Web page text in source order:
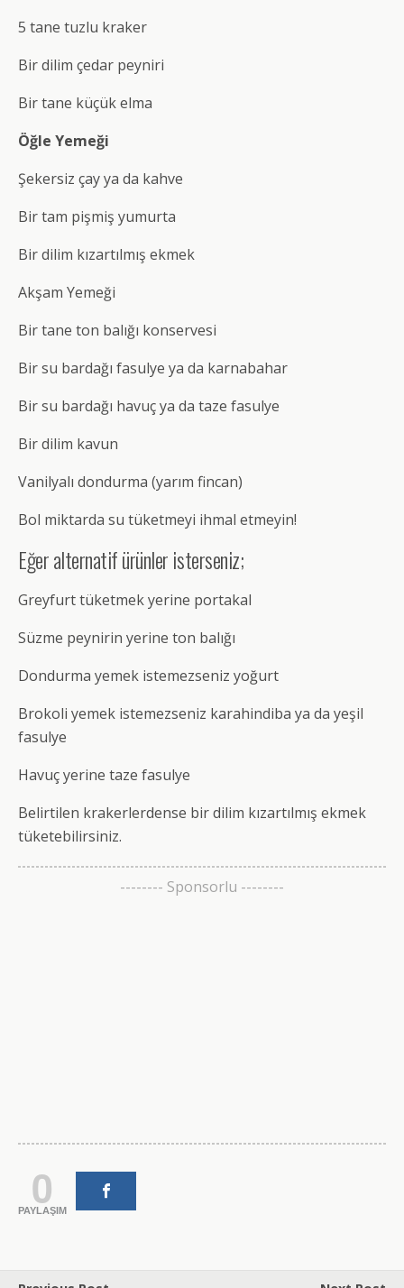
5 tane tuzlu kraker
Bir dilim çedar peyniri
Bir tane küçük elma
Öğle Yemeği
Şekersiz çay ya da kahve
Bir tam pişmiş yumurta
Bir dilim kızartılmış ekmek
Akşam Yemeği
Bir tane ton balığı konservesi
Bir su bardağı fasulye ya da karnabahar
Bir su bardağı havuç ya da taze fasulye
Bir dilim kavun
Vanilyalı dondurma (yarım fincan)
Bol miktarda su tüketmeyi ihmal etmeyin!
Eğer alternatif ürünler isterseniz;
Greyfurt tüketmek yerine portakal
Süzme peynirin yerine ton balığı
Dondurma yemek istemezseniz yoğurt
Brokoli yemek istemezseniz karahindiba ya da yeşil
fasulye
Havuç yerine taze fasulye
Belirtilen krakerlerdense bir dilim kızartılmış ekmek
tüketebilirsiniz.
-------- Sponsorlu --------
0
PAYLAŞIM